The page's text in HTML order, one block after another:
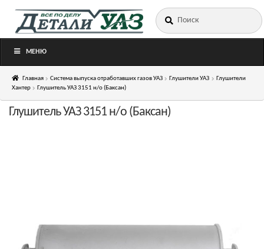
Перейти
Перейти
Искать:
МЕНЮ
Главная Система выпуска отработавших газов УАЗ Глушители УАЗ
Глушители
Хантер
Глушитель УАЗ 3151 н/о (Баксан)
Глушитель УАЗ 3151 н/о (Баксан)